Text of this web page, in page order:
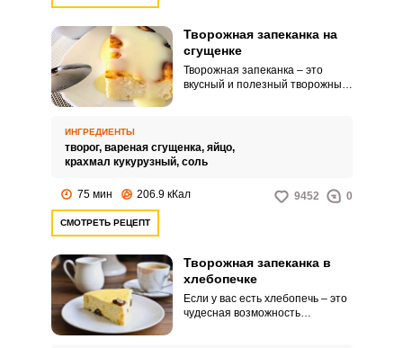
Творожная запеканка на
сгущенке
Творожная запеканка – это
вкусный и полезный творожный
ИНГРЕДИЕНТЫ
творог, вареная сгущенка, яйцо,
крахмал кукурузный, соль
75 мин 206.9 кКал 9452 0
СМОТРЕТЬ РЕЦЕПТ
Творожная запеканка в
хлебопечке
Если у вас есть хлебопечь – это
чудесная возможность